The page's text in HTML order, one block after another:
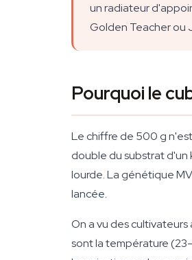
un radiateur
Golden Teacher ou
Pourquoi le
Le chiffre de 500 g
double du substrat d'un
lourde. La génétique
lancée.
On a vu des
sont la température